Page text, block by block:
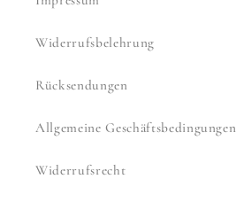
Widerrufsbelehrung
Rücksendungen
Allgemeine Geschäftsbedingungen
Widerrufsrecht